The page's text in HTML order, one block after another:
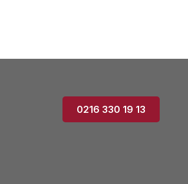
0216 330 19 13